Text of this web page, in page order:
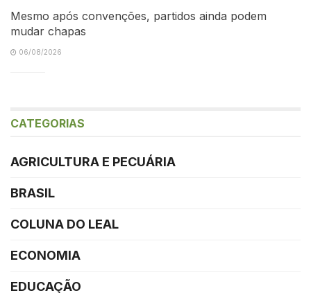
Mesmo após convenções, partidos ainda podem
mudar chapas
06/08/2026
CATEGORIAS
AGRICULTURA E PECUÁRIA
BRASIL
COLUNA DO LEAL
ECONOMIA
EDUCAÇÃO